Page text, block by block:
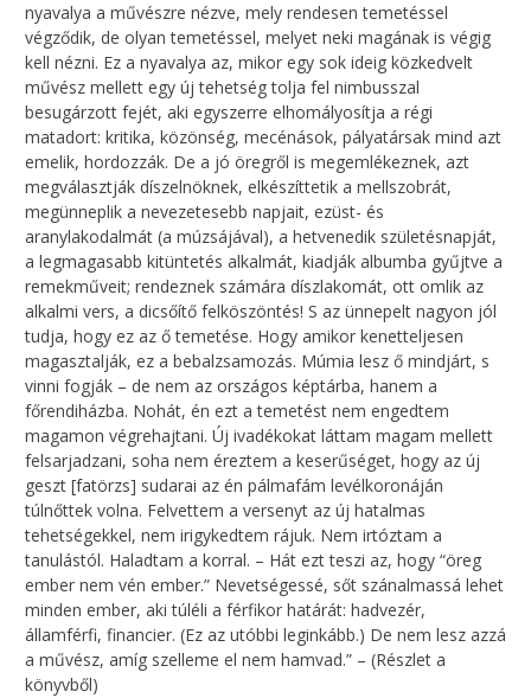
nyavalya a művészre nézve, mely rendesen temetéssel
végződik, de olyan temetéssel, melyet neki magának is végig
kell nézni. Ez a nyavalya az, mikor egy sok ideig közkedvelt
művész mellett egy új tehetség tolja fel nimbusszal
besugárzott fejét, aki egyszerre elhomályosítja a régi
matadort: kritika, közönség, mecénások, pályatársak mind azt
emelik, hordozzák. De a jó öregről is megemlékeznek, azt
megválasztják díszelnöknek, elkészíttetik a mellszobrát,
megünneplik a nevezetesebb napjait, ezüst- és
aranylakodalmát (a múzsájával), a hetvenedik születésnapját,
a legmagasabb kitüntetés alkalmát, kiadják albumba gyűjtve a
remekműveit; rendeznek számára díszlakomát, ott omlik az
alkalmi vers, a dicsőítő felköszöntés! S az ünnepelt nagyon jól
tudja, hogy ez az ő temetése. Hogy amikor kenetteljesen
magasztalják, ez a bebalzsamozás. Múmia lesz ő mindjárt, s
vinni fogják – de nem az országos képtárba, hanem a
főrendiházba. Nohát, én ezt a temetést nem engedtem
magamon végrehajtani. Új ivadékokat láttam magam mellett
felsarjadzani, soha nem éreztem a keserűséget, hogy az új
geszt [fatörzs] sudarai az én pálmafám levélkoronáján
túlnőttek volna. Felvettem a versenyt az új hatalmas
tehetségekkel, nem irigykedtem rájuk. Nem irtóztam a
tanulástól. Haladtam a korral. – Hát ezt teszi az, hogy “öreg
ember nem vén ember.” Nevetségessé, sőt szánalmassá lehet
minden ember, aki túléli a férfikor határát: hadvezér,
államférfi, financier. (Ez az utóbbi leginkább.) De nem lesz azzá
a művész, amíg szelleme el nem hamvad.” – (Részlet a
könyvből)